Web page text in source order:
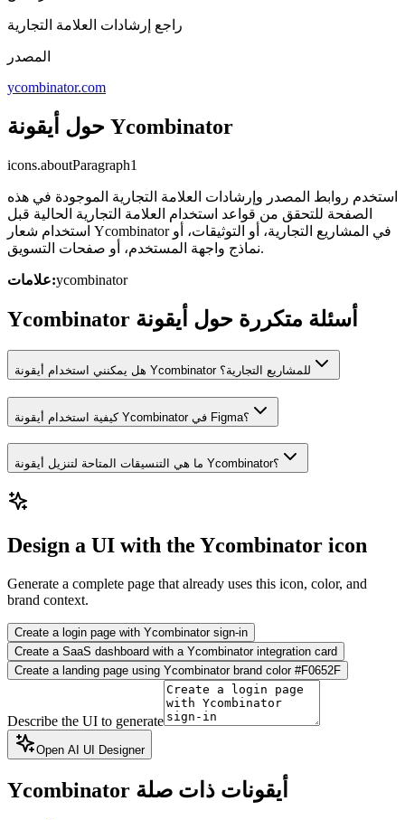
راجع إرشادات العلامة التجارية
المصدر
ycombinator.com
حول أيقونة Ycombinator
icons.aboutParagraph1
استخدم روابط المصدر وإرشادات العلامة التجارية الموجودة في هذه
الصفحة للتحقق من قواعد استخدام العلامة التجارية الحالية قبل
استخدام شعار Ycombinator في المشاريع التجارية، أو التوثيقات، أو
نماذج واجهة المستخدم، أو صفحات التسويق.
علامات:ycombinator
Ycombinator أسئلة متكررة حول أيقونة
هل يمكنني استخدام أيقونة Ycombinator للمشاريع التجارية؟
كيفية استخدام أيقونة Ycombinator في Figma؟
ما هي التنسيقات المتاحة لتنزيل أيقونة Ycombinator؟
Design a UI with the Ycombinator icon
Generate a complete page that already uses this icon, color, and
brand context.
Create a login page with Ycombinator sign-in
Create a SaaS dashboard with a Ycombinator integration card
Create a landing page using Ycombinator brand color #F0652F
Describe the UI to generate
Open AI UI Designer
Ycombinator أيقونات ذات صلة